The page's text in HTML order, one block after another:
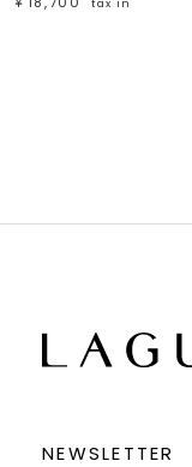
tax in
NEWSLETTER